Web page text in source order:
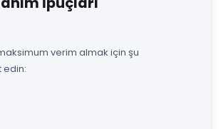
verim almak için şu
edin: